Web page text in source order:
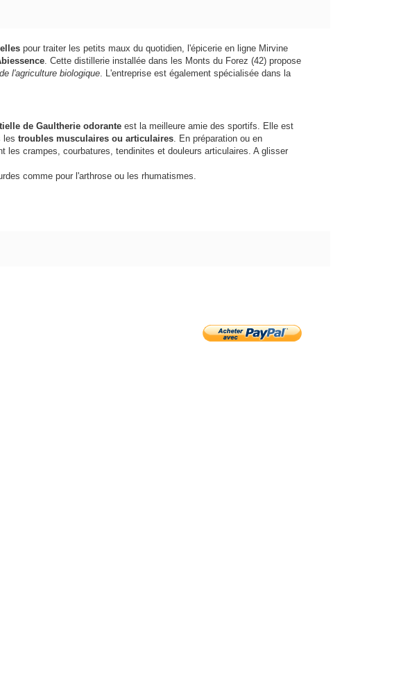
pour traiter les petits maux du quotidien, l'épicerie en ligne Mirvine
. Cette distillerie installée dans les Monts du Forez (42) propose
l'agriculture biologique. L'entreprise est également spécialisée dans la
de Gaultherie odoranteest la meilleure amie des sportifs. Elle est
les troubles musculaires ou articulaires. En préparation ou en
les crampes, courbatures, tendinites et douleurs articulaires. A glisser
comme pour l'arthrose ou les rhumatismes.